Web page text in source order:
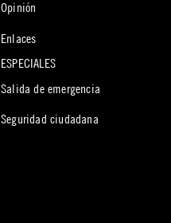
Opinión
Enlaces
ESPECIALES
Salida de emergencia
Seguridad ciudadana